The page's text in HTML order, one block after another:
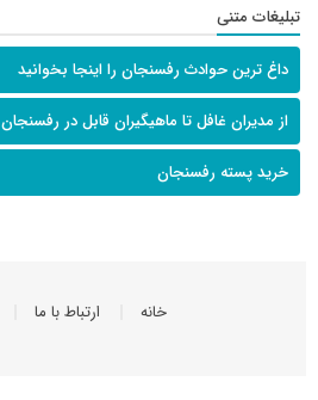
تبلیغات متنی
داغ ترین حوادث رفسنجان را اینجا بخوانید
از مدیران غافل تا ماهیگیران قابل در رفسنجان
خرید پسته رفسنجان
خانه ارتباط با ما